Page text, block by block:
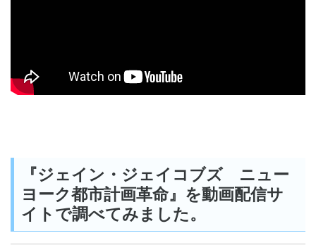
『ジェイン・ジェイコブズ ニュー
ヨーク都市計画革命』を動画配信サ
イトで調べてみました。